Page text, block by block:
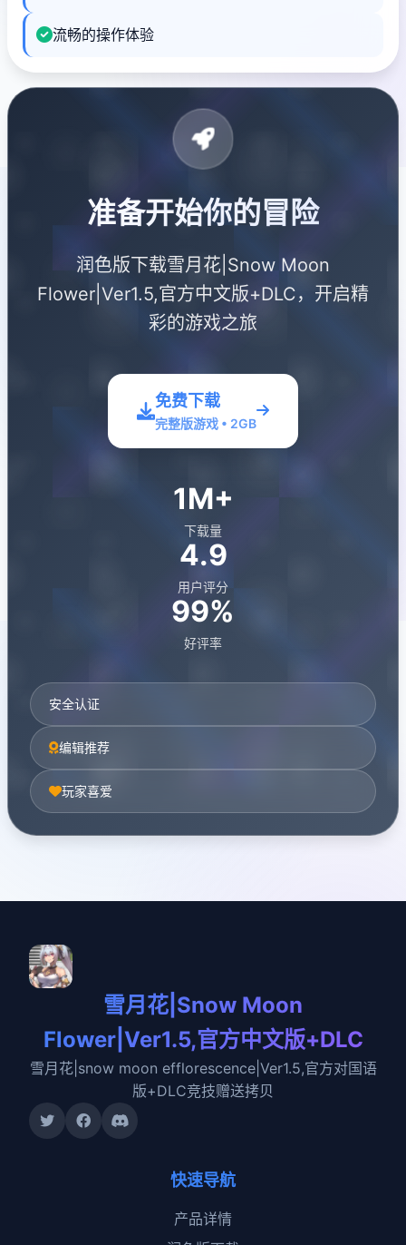
流畅的操作体验
准备开始你的冒险
润色版下载雪月花|Snow Moon
Flower|Ver1.5,官方中文版+DLC，开启精
彩的游戏之旅
免费下载
完整版游戏 • 2GB
1M+
下载量
4.9
用户评分
99%
好评率
安全认证
编辑推荐
玩家喜爱
雪月花|Snow Moon
Flower|Ver1.5,官方中文版+DLC
雪月花|snow moon efflorescence|Ver1.5,官方对国语
版+DLC竞技赠送拷贝
快速导航
产品详情